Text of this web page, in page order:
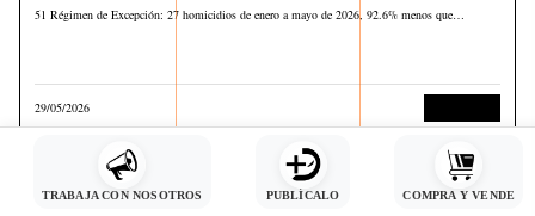
51 Régimen de Excepción: 27 homicidios de enero a mayo de 2026, 92.6% menos que…
29/05/2026
TRABAJA CON NOSOTROS PUBLÍCALO COMPRA Y VENDE